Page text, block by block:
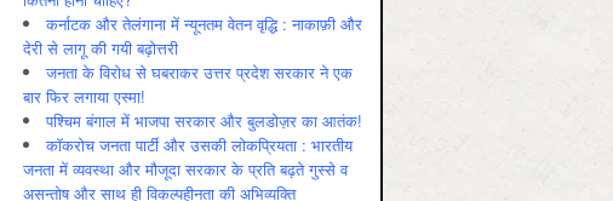
कर्नाटक और तेलंगाना में न्यूनतम वेतन वृद्धि : नाकाफ़ी और
देरी से लागू की गयी बढ़ोत्तरी
जनता के विरोध से घबराकर उत्तर प्रदेश सरकार ने एक
बार फिर लगाया एस्मा!
पश्चिम बंगाल में भाजपा सरकार और बुलडोज़र का आतंक!
कॉकरोच जनता पार्टी और उसकी लोकप्रियता : भारतीय
जनता में व्‍यवस्‍था और मौजूदा सरकार के प्रति बढ़ते गुस्‍से व
असन्‍तोष और साथ ही विकल्‍पहीनता की अभिव्‍यक्ति